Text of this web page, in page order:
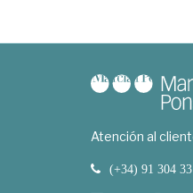
Atención al
(+34) 91 304